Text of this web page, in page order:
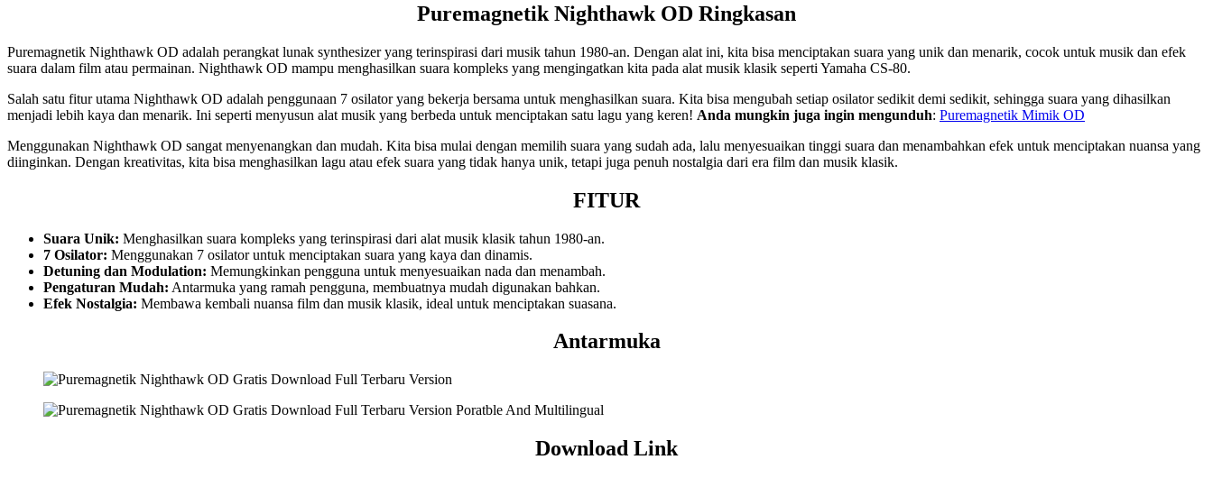
Puremagnetik Nighthawk OD Ringkasan
Puremagnetik Nighthawk OD adalah perangkat lunak synthesizer yang terinspirasi dari musik tahun 1980-an. Dengan alat ini, kita bisa menciptakan suara yang unik dan menarik, cocok untuk musik dan efek
suara dalam film atau permainan. Nighthawk OD mampu menghasilkan suara kompleks yang mengingatkan kita pada alat musik klasik seperti Yamaha CS-80.
Salah satu fitur utama Nighthawk OD adalah penggunaan 7 osilator yang bekerja bersama untuk menghasilkan suara. Kita bisa mengubah setiap osilator sedikit demi sedikit, sehingga suara yang dihasilkan
menjadi lebih kaya dan menarik. Ini seperti menyusun alat musik yang berbeda untuk menciptakan satu lagu yang keren! Anda mungkin juga ingin mengunduh: Puremagnetik Mimik OD
Menggunakan Nighthawk OD sangat menyenangkan dan mudah. Kita bisa mulai dengan memilih suara yang sudah ada, lalu menyesuaikan tinggi suara dan menambahkan efek untuk menciptakan nuansa yang
diinginkan. Dengan kreativitas, kita bisa menghasilkan lagu atau efek suara yang tidak hanya unik, tetapi juga penuh nostalgia dari era film dan musik klasik.
FITUR
Suara Unik: Menghasilkan suara kompleks yang terinspirasi dari alat musik klasik tahun 1980-an.
7 Osilator: Menggunakan 7 osilator untuk menciptakan suara yang kaya dan dinamis.
Detuning dan Modulation: Memungkinkan pengguna untuk menyesuaikan nada dan menambah.
Pengaturan Mudah: Antarmuka yang ramah pengguna, membuatnya mudah digunakan bahkan.
Efek Nostalgia: Membawa kembali nuansa film dan musik klasik, ideal untuk menciptakan suasana.
Antarmuka
Download Link